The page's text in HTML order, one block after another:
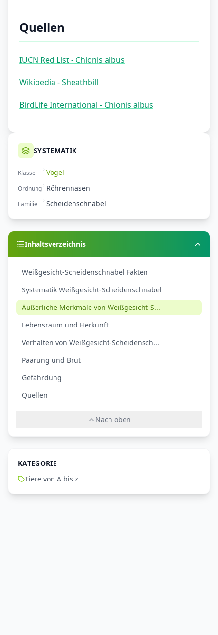
Quellen
IUCN Red List - Chionis albus
Wikipedia - Sheathbill
BirdLife International - Chionis albus
SYSTEMATIK
Klasse Vögel
Ordnung Röhrennasen
Familie Scheidenschnäbel
Inhaltsverzeichnis
Weißgesicht-Scheidenschnabel Fakten
Systematik Weißgesicht-Scheidenschnabel
Äußerliche Merkmale von Weißgesicht-S...
Lebensraum und Herkunft
Verhalten von Weißgesicht-Scheidensch...
Paarung und Brut
Gefährdung
Quellen
Nach oben
KATEGORIE
Tiere von A bis z